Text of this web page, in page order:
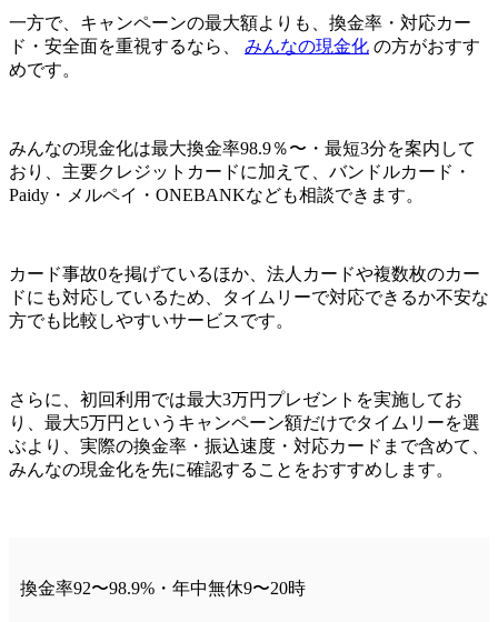
一方で、 キャンペーンの最大額よりも、換金率・対応カー
ド・安全面を重視するなら、 みんなの現金化 の方がおすす
めです。
みんなの現金化は最大換金率98.9％〜・最短3分を案内して
おり、主要クレジットカードに加えて、バンドルカード・
Paidy・メルペイ・ONEBANKなども相談できます。
カード事故0を掲げているほか、法人カードや複数枚のカー
ドにも対応しているため、タイムリーで対応できるか不安な
方でも比較しやすいサービスです。
さらに、初回利用では最大3万円プレゼントを実施してお
り、 最大5万円というキャンペーン額だけでタイムリーを選
ぶより、実際の換金率・振込速度・対応カードまで含めて、
みんなの現金化を先に確認することをおすすめします。
換金率92〜98.9%・年中無休9〜20時